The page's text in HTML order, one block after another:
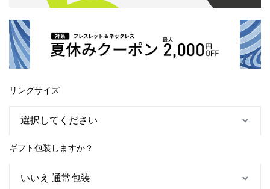
リングサイズ
ギフト包装しますか？